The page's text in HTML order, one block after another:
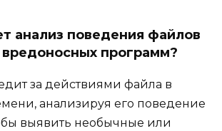
анализ поведения файлов
программ?
за действиями файла в
анализируя его поведение
выявить необычные или